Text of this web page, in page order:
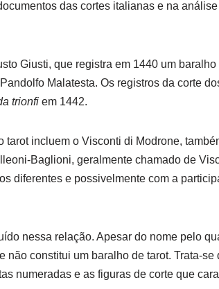
das cortes italianas e na
Giusti, que registra em 1440 um baralho
Malatesta. Os registros da corte
trionfiem 1442.
incluem o Visconti di Modrone,
Baglioni, geralmente chamado de
diferentes e possivelmente com a
nessa relação. Apesar do nome pelo
constitui um baralho de tarot. Trata-se
numeradas e as figuras de corte que